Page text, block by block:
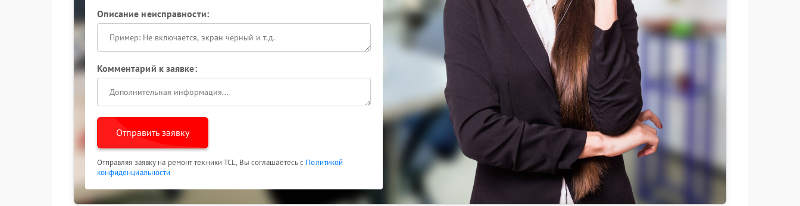
Описание неисправности:
Комментарий к заявке:
Отправить заявку
Отправляя заявку на ремонт техники TCL, Вы соглашаетесь с Политикой
конфиденциальности